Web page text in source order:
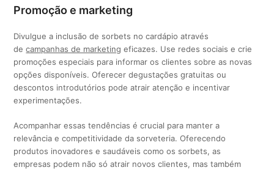
Promoção e marketing
Divulgue a inclusão de sorbets no cardápio através
decampanhas de marketing eficazes. Use redes sociais e crie
promoções especiais para informar os clientes sobre as novas
opções disponíveis. Oferecer degustações gratuitas ou
descontos introdutórios pode atrair atenção e incentivar
experimentações.
Acompanhar essas tendências é crucial para manter a
relevância e competitividade da sorveteria. Oferecendo
produtos inovadores e saudáveis como os sorbets, as
empresas podem não só atrair novos clientes, mas também